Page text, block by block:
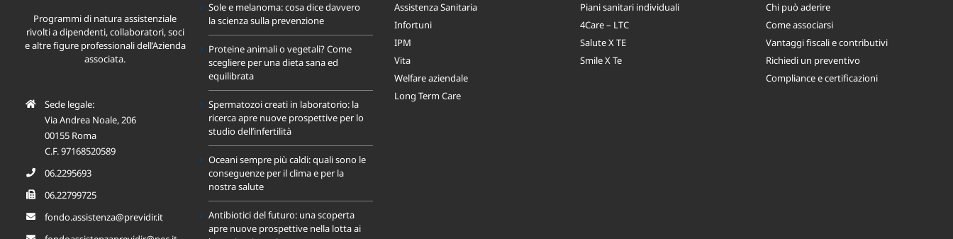
Programmi di natura assistenziale
rivolti a dipendenti, collaboratori, soci
e altre figure professionali dell’Azienda
associata.
Sede legale:
Via Andrea Noale, 206
00155 Roma
C.F. 97168520589
06.2295693
06.22799725
fondo.assistenza@previdir.it
Sole e melanoma: cosa dice davvero
la scienza sulla prevenzione
Proteine animali o vegetali? Come
scegliere per una dieta sana ed
equilibrata
Spermatozoi creati in laboratorio: la
ricerca apre nuove prospettive per lo
studio dell’infertilità
Oceani sempre più caldi: quali sono le
conseguenze per il clima e per la
nostra salute
Antibiotici del futuro: una scoperta
apre nuove prospettive nella lotta ai
Assistenza Sanitaria
Infortuni
IPM
Vita
Welfare aziendale
Long Term Care
Piani sanitari individuali
4Care – LTC
Salute X TE
Smile X Te
Chi può aderire
Come associarsi
Vantaggi fiscali e contributivi
Richiedi un preventivo
Compliance e certificazioni